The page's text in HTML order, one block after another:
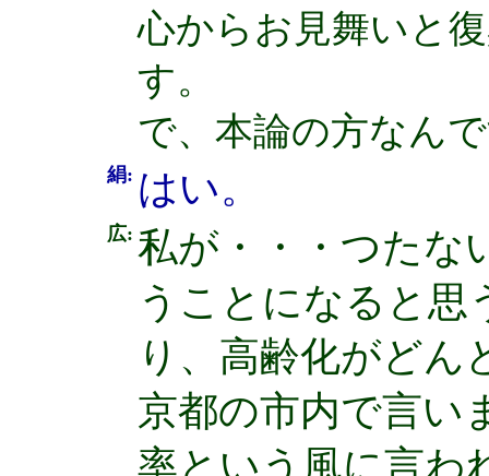
心からお見舞いと
す。
で、本論の方なん
絹: はい。
広: 私が・・・つたな
うことになると思
り、高齢化がどん
京都の市内で言い
率という風に言わ